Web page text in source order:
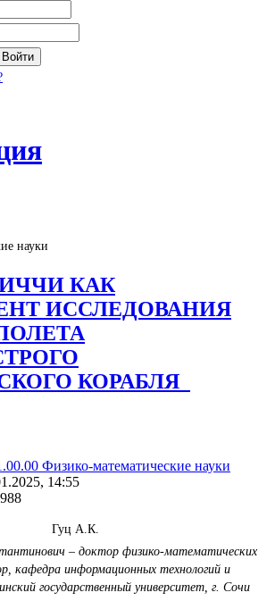
науки
КАК
ИССЛЕДОВАНИЯ
КОРАБЛЯ
Физико-математические науки
14:55
Гуц А.К.
– доктор физико-математических
кафедра информационных технологий и
государственный университет, г. Сочи